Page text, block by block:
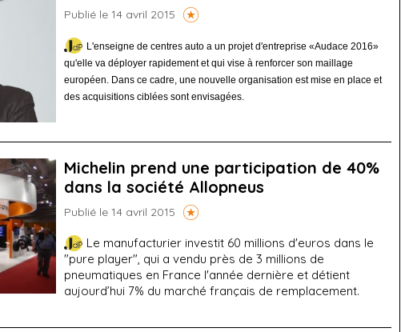
Publié le 14 avril 2015
L'enseigne de centres auto a un projet d'entreprise «Audace 2016»
qu'elle va déployer rapidement et qui vise à renforcer son maillage
européen. Dans ce cadre, une nouvelle organisation est mise en place et
des acquisitions ciblées sont envisagées.
Michelin prend une participation de 40%
dans la société Allopneus
Publié le 14 avril 2015
Le manufacturier investit 60 millions d'euros dans le
"pure player", qui a vendu près de 3 millions de
pneumatiques en France l'année dernière et détient
aujourd’hui 7% du marché français de remplacement.